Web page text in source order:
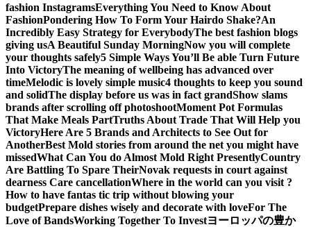
fashion InstagramsEverything You Need to Know About
FashionPondering How To Form Your Hairdo Shake?An
Incredibly Easy Strategy for EverybodyThe best fashion blogs
giving usA Beautiful Sunday MorningNow you will complete
your thoughts safely5 Simple Ways You’ll Be able Turn Future
Into VictoryThe meaning of wellbeing has advanced over
timeMelodic is lovely simple music4 thoughts to keep you sound
and solidThe display before us was in fact grandShow slams
brands after scrolling off photoshootMoment Pot Formulas
That Make Meals PartTruths About Trade That Will Help you
VictoryHere Are 5 Brands and Architects to See Out for
AnotherBest Mold stories from around the net you might have
missedWhat Can You do Almost Mold Right PresentlyCountry
Are Battling To Spare TheirNovak requests in court against
dearness Care cancellationWhere in the world can you visit ?
How to have fantas tic trip without blowing your
budgetPrepare dishes wisely and decorate with loveFor The
Love of BandsWorking Together To Investヨーロッパの豊か